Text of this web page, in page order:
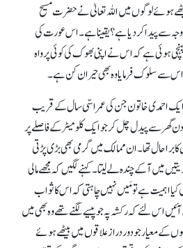
ہوئے لوگوں میں اللہ تعالیٰ نے حضرت مسیح
وجہ سے پیدا کر دیا ہے؟ یقینا ہے۔ اس عورت کی
ہوئی ہے کہ اس نے اپنی بھوک کی کوئی پرواہ
اس سے سلوک فرمایا وہ بھی حیران کن ہے۔
ایک احمدی خاتون جن کی عمر اسّی سال کے قریب
گھر سے پیدل چل کر جو ایک کلو میٹر کے فاصلے پر
برا حال تھا۔ ان ممالک میں گرمی بھی بڑی پڑتی
میں آ کے چندہ لے لیتا۔ کہنے لگیں کہ مجھے مالی
کیا اہمیت ہے تو مَیں نہیں چاہتی کہ اس کا ثواب
اس لئے کہ رکشہ پہ جو پیسے لگنے تھے وہ بھی میں
معیار جو دور دراز علاقوں میں بیٹھے ہوئے